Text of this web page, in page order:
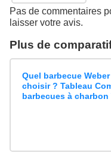
Pas de commentaires
laisser votre avis.
Plus de
Quel barbecue
choisir ? Tableau
barbecues à charbon